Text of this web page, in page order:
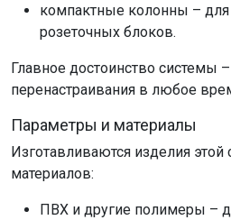
компактные колонны – для
розеточных блоков.
Главное достоинство системы
перенастраивания в любое
Параметры и материалы
Изготавливаются изделия этой
материалов:
ПВХ и другие полимеры –